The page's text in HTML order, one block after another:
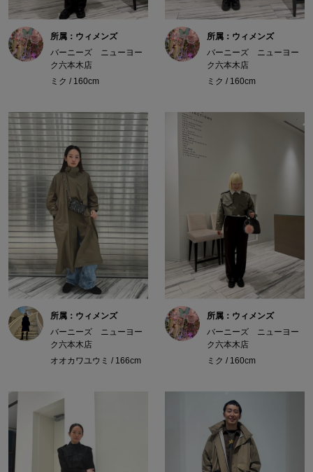
所属：ウィメンズ
バーニーズ ニューヨー
ク六本木店
ミク / 160cm
所属：ウィメンズ
バーニーズ ニューヨー
ク六本木店
ミク / 160cm
所属：ウィメンズ
バーニーズ ニューヨー
ク六本木店
オオカワユウミ / 166cm
所属：ウィメンズ
バーニーズ ニューヨー
ク六本木店
ミク / 160cm